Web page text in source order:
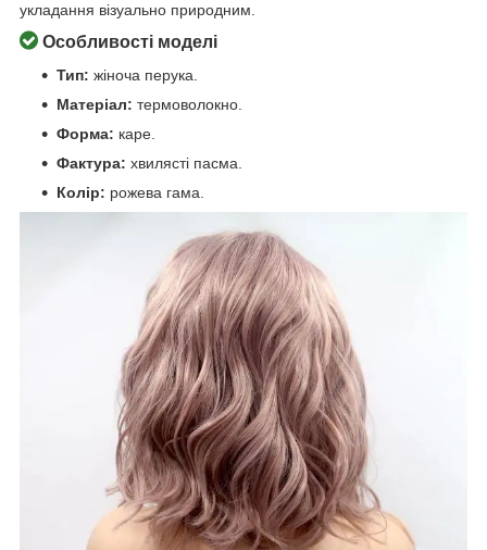
укладання візуально природним.
Особливості моделі
Тип: жіноча перука.
Матеріал: термоволокно.
Форма: каре.
Фактура: хвилясті пасма.
Колір: рожева гама.